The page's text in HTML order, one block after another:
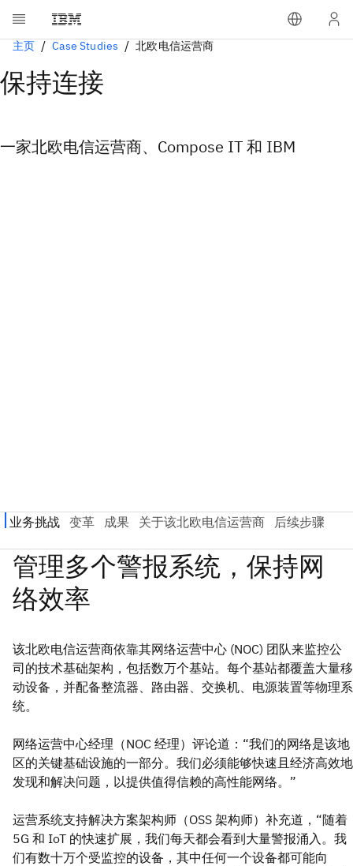
主页 Case Studies 北欧电信运营商
保持连接
一家北欧电信运营商、Compose IT 和 IBM
该北欧电信运营商依靠其网络运营中心 (NOC) 团队来监控公
司的技术基础架构，包括数万个基站。每个基站都覆盖大量移
动设备，并配备整流器、路由器、交换机、电源装置等物理系
统。
网络运营中心经理（NOC 经理）评论道：“我们的网络是该地
区的关键基础设施的一部分。我们必须能够快速且经济高效地
发现和解决问题，以提供值得信赖的高性能网络。”
运营系统支持解决方案架构师（OSS 架构师）补充道，“随着
5G 和 IoT 的快速扩展，我们每天都会看到大量警报涌入。我
们有数十万个受监控的设备，其中任何一个设备都可能向